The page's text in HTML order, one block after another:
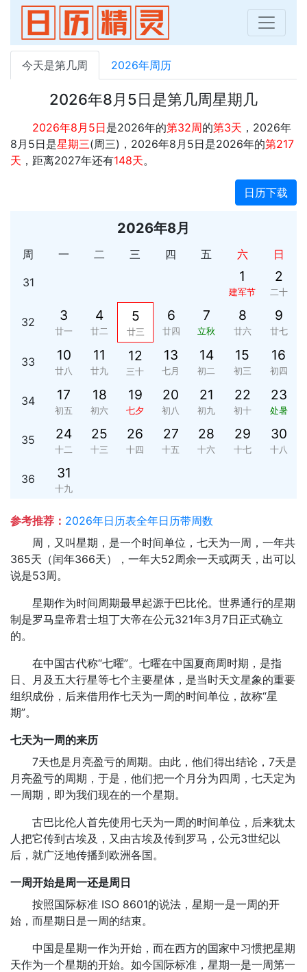
今天是第几周 2026年周历
2026年8月5日是第几周星期几
2026年8月5日是2026年的第32周的第3天 ，2026年
8月5日是星期三(周三)，2026年8月5日是2026年的第217
天 ，距离2027年还有148天。
日历下载
2026年8月
周 一 二 三 四 五 六 日
31 1
建军节
2
二十
32 3
廿一
4
廿二
5
廿三
6
廿四
7
立秋
8
廿六
9
廿七
33 10
廿八
11
廿九
12
三十
13
七月
14
初二
15
初三
16
初四
34 17
初五
18
初六
19
七夕
20
初八
21
初九
22
初十
23
处暑
35 24
十二
25
十三
26
十四
27
十五
28
十六
29
十七
30
十八
36 31
十九
参考推荐： 2026年日历表全年日历带周数
周，又叫星期，是一个时间单位，七天为一周，一年共
365天（闰年366天），一年大52周余一天或两天，出可以
说是53周。
星期作为时间周期最早起源于巴比伦。世界通行的星期
制是罗马皇帝君士坦丁大帝在公元321年3月7日正式确立
的。
在中国古代称“七曜”。七曜在中国夏商周时期，是指
日、月及五大行星等七个主要星体，是当时天文星象的重要
组织成份，后来借用作七天为一周的时间单位，故称“星
期”。
七天为一周的来历
7天也是月亮盈亏的周期。由此，他们得出结论，7天是
月亮盈亏的周期，于是，他们把一个月分为四周，七天定为
一周期，即为我们现在的一个星期。
古巴比伦人首先使用七天为一周的时间单位，后来犹太
人把它传到古埃及，又由古埃及传到罗马，公元3世纪以
后，就广泛地传播到欧洲各国。
一周开始是周一还是周日
按照国际标准 ISO 8601的说法，星期一是一周的开
始，而星期日是一周的结束。
中国是星期一作为开始，而在西方的国家中习惯把星期
天作为一个星期的开始。如今国际标准，星期一是一周第一